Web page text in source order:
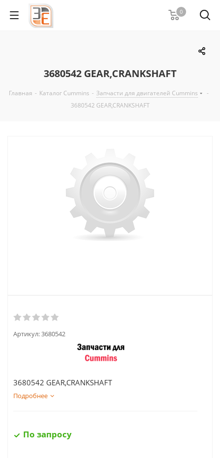
0
3680542 GEAR,CRANKSHAFT
Главная - Каталог Cummins - Запчасти для двигателей Cummins
-
3680542 GEAR,CRANKSHAFT
Артикул:3680542
3680542 GEAR,CRANKSHAFT
Подробнее
По запросу